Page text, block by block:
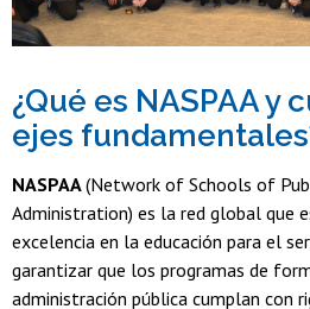
¿Qué es NASPAA y
ejes
NASPAA(Network of Schools of
Administration) es la red global que
excelencia en la educación para el
garantizar que los programas de
administración pública cumplan con